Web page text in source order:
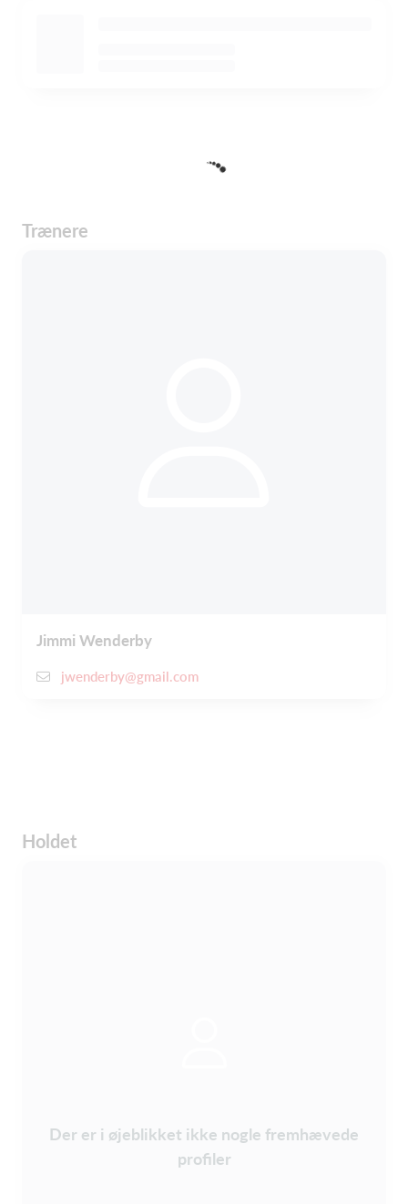
Trænere
Jimmi Wenderby
jwenderby@gmail.com
Holdet
Der er i øjeblikket ikke nogle fremhævede
profiler